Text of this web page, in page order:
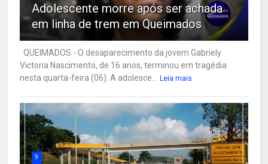
Adolescente morre após ser achada
em linha de trem em Queimados
QUEIMADOS - O desaparecimento da jovem Gabriely
Victoria Nascimento, de 16 anos, terminou em tragédia
nesta quarta-feira (06). A adolesce...
Leia mais
9